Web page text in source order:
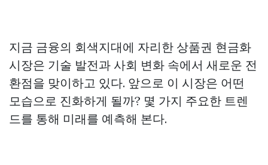
지금 금융의 회색지대에 자리한 상품권 현금화
시장은 기술 발전과 사회 변화 속에서 새로운 전
환점을 맞이하고 있다. 앞으로 이 시장은 어떤
모습으로 진화하게 될까? 몇 가지 주요한 트렌
드를 통해 미래를 예측해 본다.